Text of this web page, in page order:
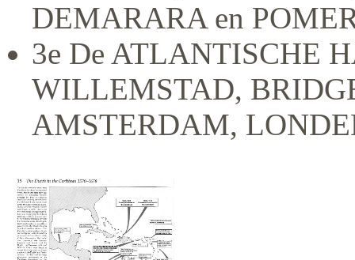
DEMARARA en
3e De ATLANTISCHE
WILLEMSTAD,
AMSTERDAM,